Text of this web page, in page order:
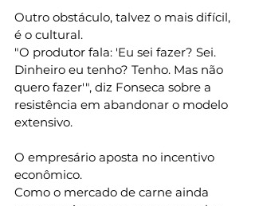
Outro obstáculo, talvez o mais difícil,
é o cultural.
"O produtor fala: 'Eu sei fazer? Sei.
Dinheiro eu tenho? Tenho. Mas não
quero fazer'", diz Fonseca sobre a
resistência em abandonar o modelo
extensivo.
O empresário aposta no incentivo
econômico.
Como o mercado de carne ainda